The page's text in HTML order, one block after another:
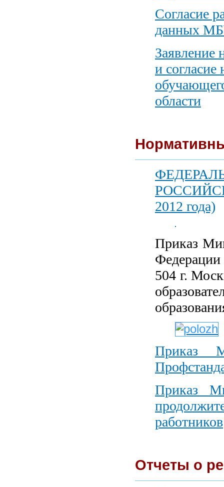
Согласие
данных
Заявление
и
области
2012 года)
Приказ
504 г.
Приказ
Приказ
работников
Отчеты о